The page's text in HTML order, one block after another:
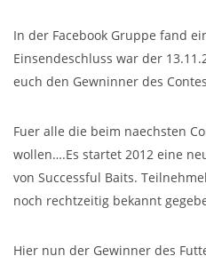
In der Facebook Gruppe fand
Einsendeschluss war der
euch den Gewninner des
Fuer alle die beim naechsten
wollen….Es startet 2012 eine
von Successful Baits.
noch rechtzeitig bekannt
Hier nun der Gewinner des